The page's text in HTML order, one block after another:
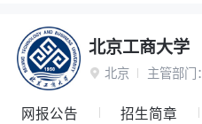
北京工商大学
 北京 主管部门：
网报公告 招生简章